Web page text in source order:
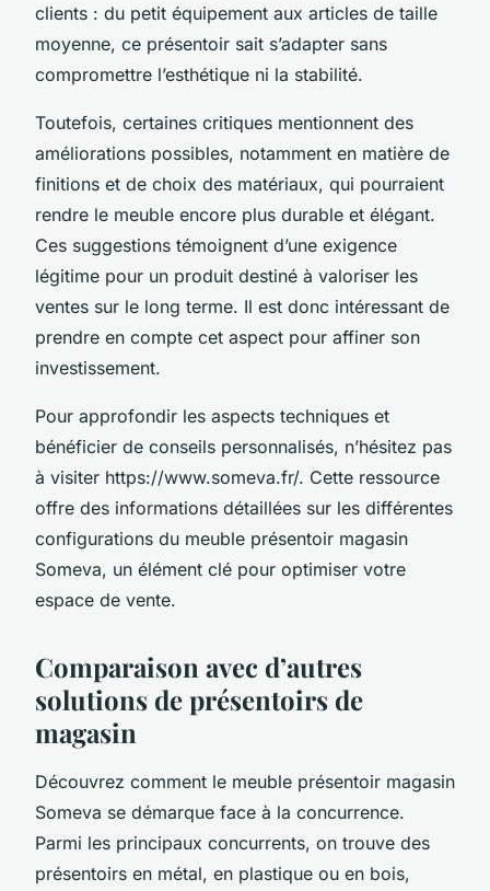
clients : du petit équipement aux articles de taille
moyenne, ce présentoir sait s’adapter sans
compromettre l’esthétique ni la stabilité.
Toutefois, certaines critiques mentionnent des
améliorations possibles, notamment en matière de
finitions et de choix des matériaux, qui pourraient
rendre le meuble encore plus durable et élégant.
Ces suggestions témoignent d’une exigence
légitime pour un produit destiné à valoriser les
ventes sur le long terme. Il est donc intéressant de
prendre en compte cet aspect pour affiner son
investissement.
Pour approfondir les aspects techniques et
bénéficier de conseils personnalisés, n’hésitez pas
à visiter https://www.someva.fr/. Cette ressource
offre des informations détaillées sur les différentes
configurations du meuble présentoir magasin
Someva, un élément clé pour optimiser votre
espace de vente.
Comparaison avec d’autres
solutions de présentoirs de
magasin
Découvrez comment le meuble présentoir magasin
Someva se démarque face à la concurrence.
Parmi les principaux concurrents, on trouve des
présentoirs en métal, en plastique ou en bois,